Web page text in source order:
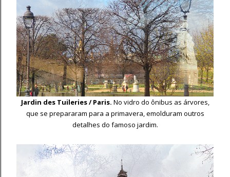
Jardin des Tuileries / Paris. No vidro do ônibus as árvores,
que se prepararam para a primavera, emolduram outros
detalhes do famoso jardim.